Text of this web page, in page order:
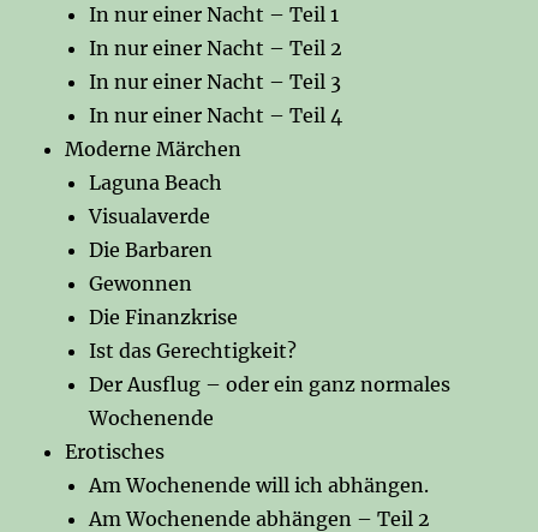
In nur einer Nacht – Teil 1
In nur einer Nacht – Teil 2
In nur einer Nacht – Teil 3
In nur einer Nacht – Teil 4
Moderne Märchen
Laguna Beach
Visualaverde
Die Barbaren
Gewonnen
Die Finanzkrise
Ist das Gerechtigkeit?
Der Ausflug – oder ein ganz normales
Wochenende
Erotisches
Am Wochenende will ich abhängen.
Am Wochenende abhängen – Teil 2